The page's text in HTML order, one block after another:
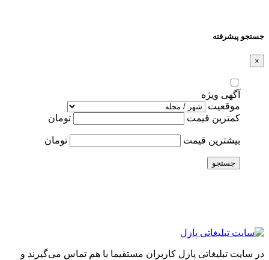
جستجو پیشرفته
×
آگهی ویژه
موقعیت
کمترین قیمت
تومان
بیشترین قیمت تومان
جستجو
در سایت تبلیغاتی پازل کاربران مستقیما با هم تماس می‌گیرند و